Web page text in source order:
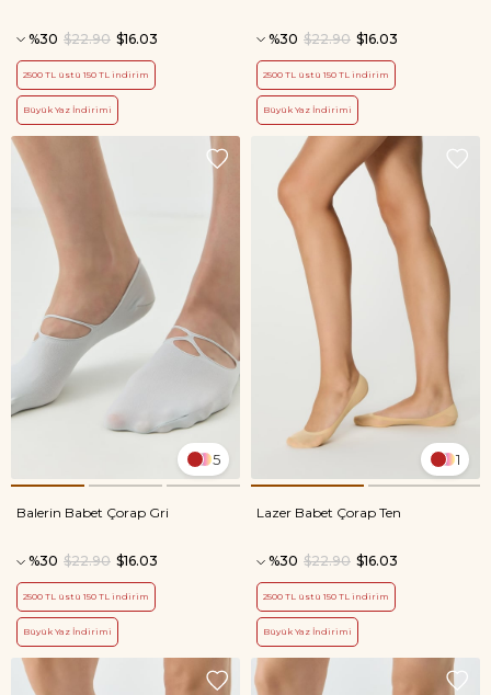
%30 $16.03
$22.90
2500 TL üstü 150 TL indirim
Büyük Yaz İndirimi
%30 $16.03
$22.90
2500 TL üstü 150 TL indirim
Büyük Yaz İndirimi
5
Balerin Babet Çorap Gri
%30 $16.03
$22.90
2500 TL üstü 150 TL indirim
Büyük Yaz İndirimi
1
Lazer Babet Çorap Ten
%30 $16.03
$22.90
2500 TL üstü 150 TL indirim
Büyük Yaz İndirimi